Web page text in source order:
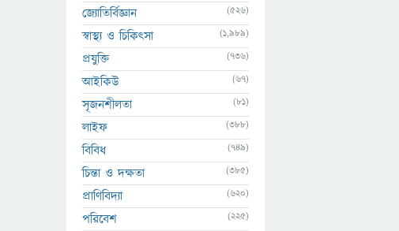
জ্যোতির্বিজ্ঞান (526)
স্বাস্থ্য ও চিকিৎসা (1,989)
প্রযুক্তি (736)
আইকিউ (67)
সৃজনশীলতা (81)
লাইফ (388)
বিবিধ (749)
চিন্তা ও দক্ষতা (385)
প্রাণিবিদ্যা (620)
পরিবেশ (225)